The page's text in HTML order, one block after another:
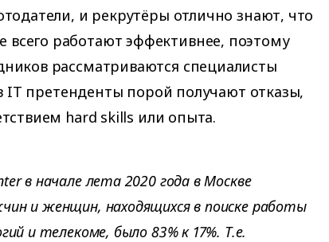
и рекрутёры отлично знают, что
работают эффективнее, поэтому
рассматриваются специалисты
IT претенденты порой получают отказы,
hard skills или опыта.
в начале лета 2020 года в Москве
и женщин, находящихся в поиске работы
и телекоме, было 83% к 17%. Т.е.